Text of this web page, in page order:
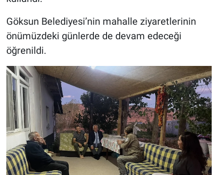
Göksun Belediyesi’nin mahalle ziyaretlerinin
önümüzdeki günlerde de devam edeceği
öğrenildi.